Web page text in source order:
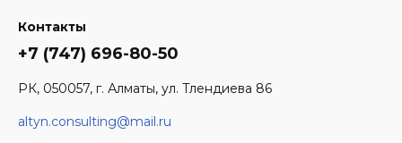
Контакты
+7 (747) 696-80-50
РК, 050057, г. Алматы, ул. Тлендиева 86
altyn.consulting@mail.ru